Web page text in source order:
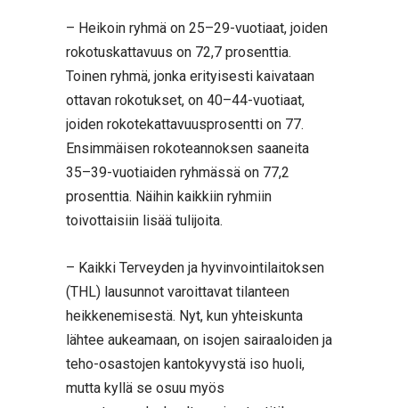
– Heikoin ryhmä on 25–29-vuotiaat, joiden
rokotuskattavuus on 72,7 prosenttia.
Toinen ryhmä, jonka erityisesti kaivataan
ottavan rokotukset, on 40–44-vuotiaat,
joiden rokotekattavuusprosentti on 77.
Ensimmäisen rokoteannoksen saaneita
35–39-vuotiaiden ryhmässä on 77,2
prosenttia. Näihin kaikkiin ryhmiin
toivottaisiin lisää tulijoita.
– Kaikki Terveyden ja hyvinvointilaitoksen
(THL) lausunnot varoittavat tilanteen
heikkenemisestä. Nyt, kun yhteiskunta
lähtee aukeamaan, on isojen sairaaloiden ja
teho-osastojen kantokyvystä iso huoli,
mutta kyllä se osuu myös